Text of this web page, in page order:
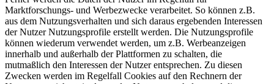
Marktforschungs- und Werbezwecke verarbeitet. So können z.B.
aus dem Nutzungsverhalten und sich daraus ergebenden Interessen
der Nutzer Nutzungsprofile erstellt werden. Die Nutzungsprofile
können wiederum verwendet werden, um z.B. Werbeanzeigen
innerhalb und außerhalb der Plattformen zu schalten, die
mutmaßlich den Interessen der Nutzer entsprechen. Zu diesen
Zwecken werden im Regelfall Cookies auf den Rechnern der